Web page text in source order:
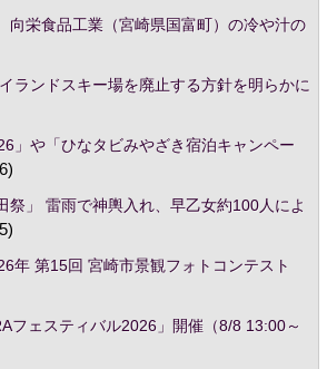
栄食品工業（宮崎県国富町）の冷や汁の
ランドスキー場を廃止する方針を明らかに
」や「ひなタビみやざき宿泊キャンペー
祭」 雷雨で神輿入れ、早乙女約100人によ
年 第15回 宮崎市景観フォトコンテスト
フェスティバル2026」開催（8/8 13:00～